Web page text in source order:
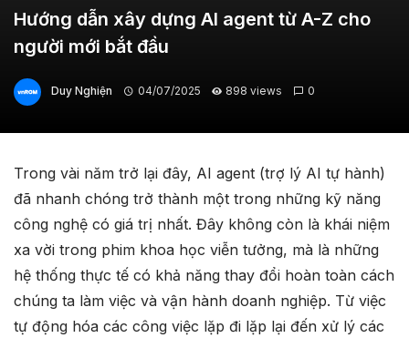
Hướng dẫn xây dựng AI agent từ A-Z cho
người mới bắt đầu
Duy Nghiện 04/07/2025 898 views 0
Trong vài năm trở lại đây, AI agent (trợ lý AI tự hành)
đã nhanh chóng trở thành một trong những kỹ năng
công nghệ có giá trị nhất. Đây không còn là khái niệm
xa vời trong phim khoa học viễn tưởng, mà là những
hệ thống thực tế có khả năng thay đổi hoàn toàn cách
chúng ta làm việc và vận hành doanh nghiệp. Từ việc
tự động hóa các công việc lặp đi lặp lại đến xử lý các